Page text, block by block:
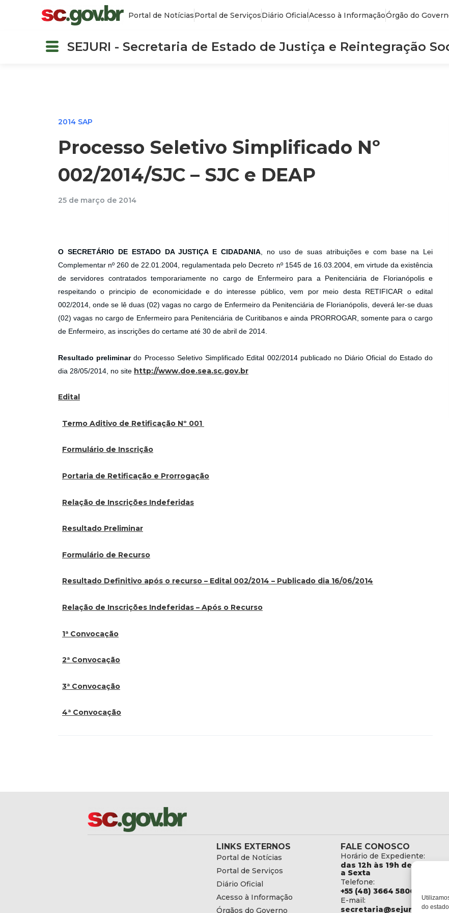
do
Portal de NotíciasPortal de ServiçosDiário OficialAcesso à InformaçãoÓrgão do
SEJURI - Secretaria de Estado de Justiça e Reintegração
2014 SAP
Processo Seletivo Simplificado Nº
002/2014/SJC – SJC e DEAP
25 de março de 2014
O SECRETÁRIO DE ESTADO DA JUSTIÇA E CIDADANIA , no uso de suas atribuições e com base na Lei
Complementar nº 260 de 22.01.2004, regulamentada pelo Decreto nº 1545 de 16.03.2004, em virtude da existência
de servidores contratados temporariamente no cargo de Enfermeiro para a Penitenciária de Florianópolis e
respeitando o principio de economicidade e do interesse público, vem por meio desta RETIFICAR o edital
002/2014, onde se lê duas (02) vagas no cargo de Enfermeiro da Penitenciária de Florianópolis, deverá ler-se duas
(02) vagas no cargo de Enfermeiro para Penitenciária de Curitibanos e ainda PRORROGAR, somente para o cargo
de Enfermeiro, as inscrições do certame até 30 de abril de 2014.
Resultado preliminardo Processo Seletivo Simplificado Edital 002/2014 publicado no Diário Oficial do Estado do
dia 28/05/2014, no site http://www.doe.sea.sc.gov.br
Edital
Termo Aditivo de Retificação Nº 001
Formulário de Inscrição
Portaria de Retificação e Prorrogação
Relação de Inscrições Indeferidas
Resultado Preliminar
Formulário de Recurso
Resultado Definitivo após o recurso – Edital 002/2014 – Publicado dia 16/06/2014
Relação de Inscrições Indeferidas – Após o Recurso
1ª Convocação
2ª Convocação
3ª Convocação
4ª Convocação
LINKS EXTERNOS
Portal de Notícias
Portal de Serviços
Diário Oficial
Acesso à Informação
Órgãos do Governo
FALE CONOSCO
Horário de Expediente:
das 12h às 19h de Segunda
a Sexta
Telefone:
+55 (48) 3664 5806
E-mail: